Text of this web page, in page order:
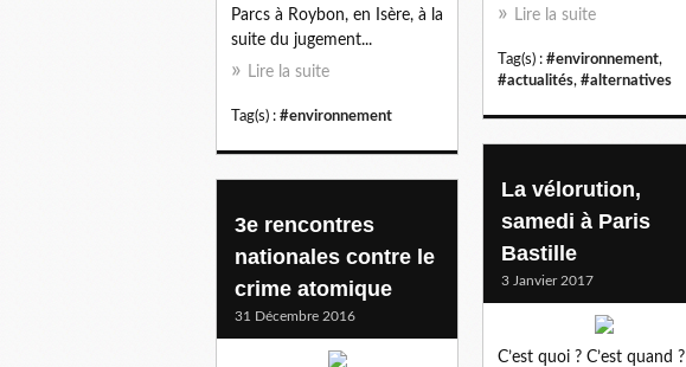
Lire la suite
Tag(s) : #environnement,
#actualités, #alternatives
Parcs à Roybon, en Isère, à la
suite du jugement...
Lire la suite
Tag(s) : #environnement
La vélorution,
samedi à Paris
Bastille
3 Janvier 2017
C’est quoi ? C’est quand ?
3e rencontres
nationales contre le
crime atomique
31 Décembre 2016